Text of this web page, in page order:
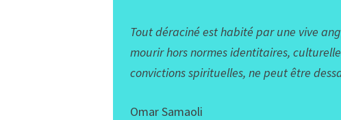
Tout déraciné est habité par une vive
mourir hors normes identitaires,
convictions spirituelles, ne peut être
Omar Samaoli